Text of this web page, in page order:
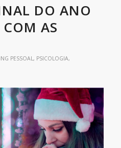
DO ANO
AS
PESSOAL , PSICOLOGIA,